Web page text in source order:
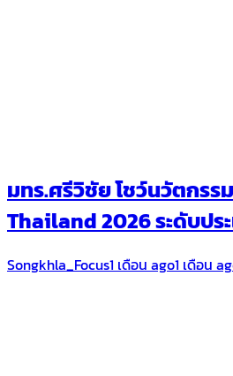
มทร.ศรีวิชัย โชว์นวัตกร
Thailand 2026 ระดับปร
Songkhla_Focus1 เดือน ago1 เดือน